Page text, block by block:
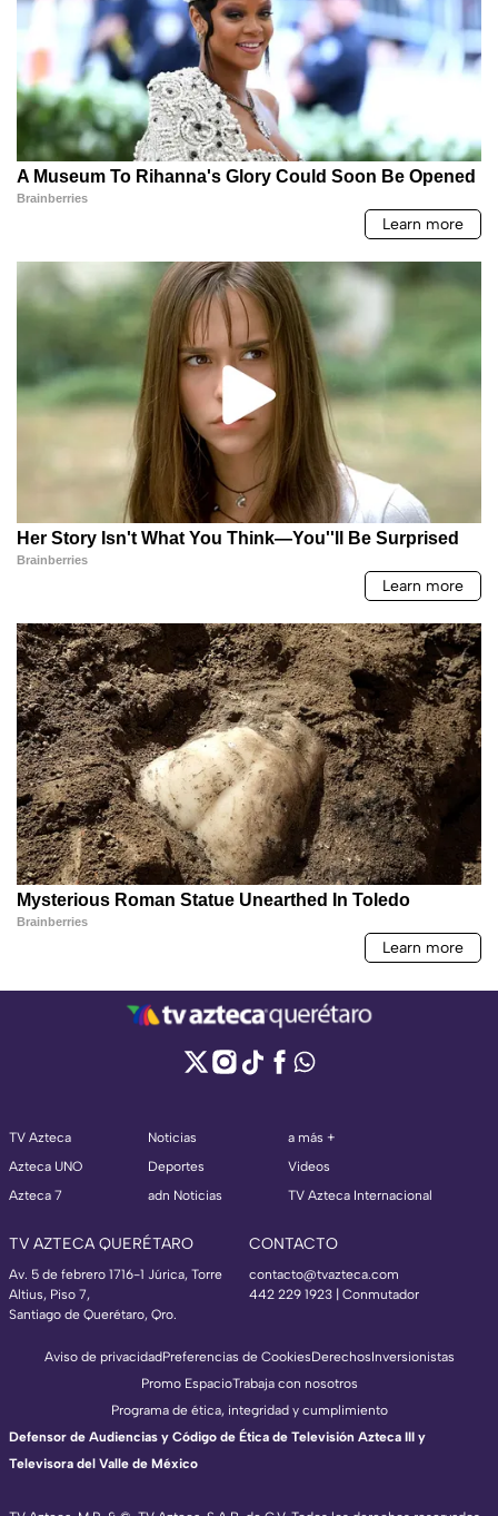
TV Azteca
Azteca UNO
Azteca 7
Noticias
Deportes
adn Noticias
a más +
Videos
TV Azteca Internacional
TV AZTECA QUERÉTARO
Av. 5 de febrero 1716-1 Júrica, Torre
Altius, Piso 7,
Santiago de Querétaro, Qro.
CONTACTO
contacto@tvazteca.com
442 229 1923 | Conmutador
Aviso de privacidadPreferencias de CookiesDerechosInversionistas
Promo EspacioTrabaja con nosotros
Programa de ética, integridad y cumplimiento
Defensor de Audiencias y Código de Ética de Televisión Azteca III y
Televisora del Valle de México